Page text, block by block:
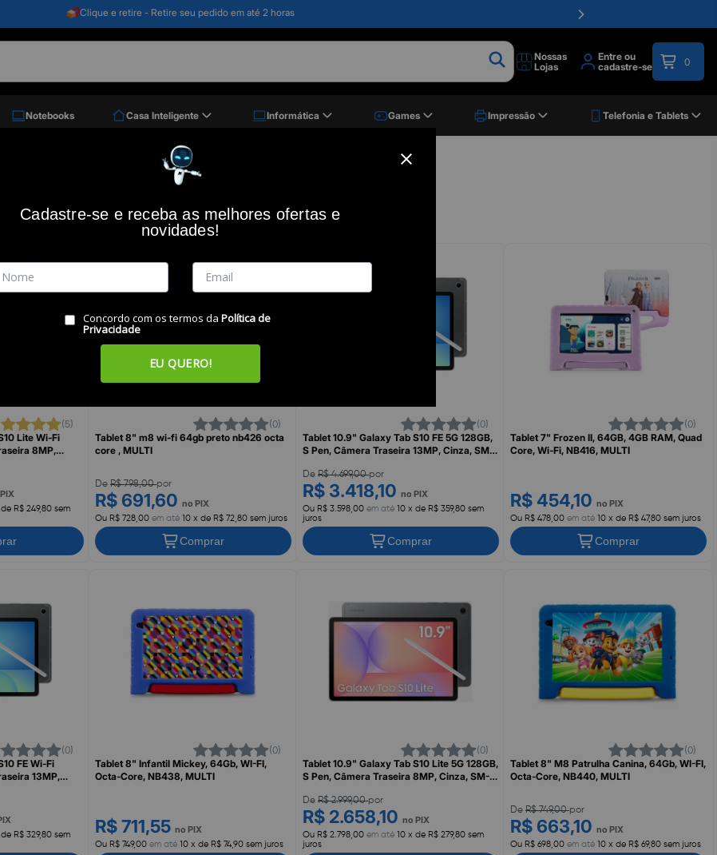
Clique e retire - Retire seu pedido em até 2 horas
Nossas
Lojas
Entre ou
cadastre-se
0
Notebooks Casa Inteligente Informática Games Impressão Telefonia e Tablets
por
(5)
Lite Wi-Fi
8MP,
R$ 249,80 sem
(0)
Tablet 8" m8 wi-fi 64gb preto nb426 octa
core , MULTI
De R$ 798,00por
R$ 691,60 no PIX
Ou R$ 728,00 em até 10 x de R$ 72,80 sem juros
Comprar
(0)
Tablet 10.9" Galaxy Tab S10 FE 5G 128GB,
S Pen, Câmera Traseira 13MP, Cinza, SM-
De R$ 4.699,00por
R$ 3.418,10 no PIX
Ou R$ 3.598,00 em até 10 x de R$ 359,80 sem
juros
Comprar
(0)
Tablet 7" Frozen II, 64GB, 4GB RAM, Quad
Core, Wi-Fi, NB416, MULTI
R$ 454,10 no PIX
Ou R$ 478,00 em até 10 x de R$ 47,80 sem juros
Comprar
(0)
FE Wi-Fi
13MP,
R$ 329,80 sem
(0)
Tablet 8" Infantil Mickey, 64Gb, WI-FI,
Octa-Core, NB438, MULTI
R$ 711,55 no PIX
Ou R$ 749,00 em até 10 x de R$ 74,90 sem juros
(0)
Tablet 10.9" Galaxy Tab S10 Lite 5G 128GB,
S Pen, Câmera Traseira 8MP, Cinza, SM-
De R$ 2.999,00por
R$ 2.658,10 no PIX
Ou R$ 2.798,00 em até 10 x de R$ 279,80 sem
juros
(0)
Tablet 8" M8 Patrulha Canina, 64Gb, WI-FI,
Octa-Core, NB440, MULTI
De R$ 749,00por
R$ 663,10 no PIX
Ou R$ 698,00 em até 10 x de R$ 69,80 sem juros
Cadastre-se e receba as melhores ofertas e
novidades!
Concordo com os termos da Política de
Privacidade
EU QUERO!